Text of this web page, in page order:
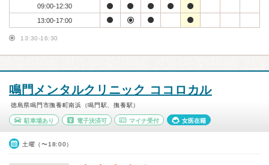
09:00-12:30
13:00-17:00
13:30-16:30
鳴門メンタルクリニック ココロカル
徳島県鳴門市撫養町南浜（鳴門駅、撫養駅）
駐車場あり 電子決済可 マイナ受付 女医在籍
土曜（〜18:00）